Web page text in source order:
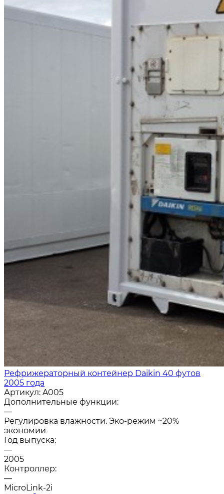
Рефрижераторный контейнер Daikin 40 футов
2005 года
Артикул: A005
Дополнительные функции:
—
Регулировка влажности. Эко-режим ~20%
экономии
Год выпуска:
—
2005
Контроллер:
—
MicroLink-2i